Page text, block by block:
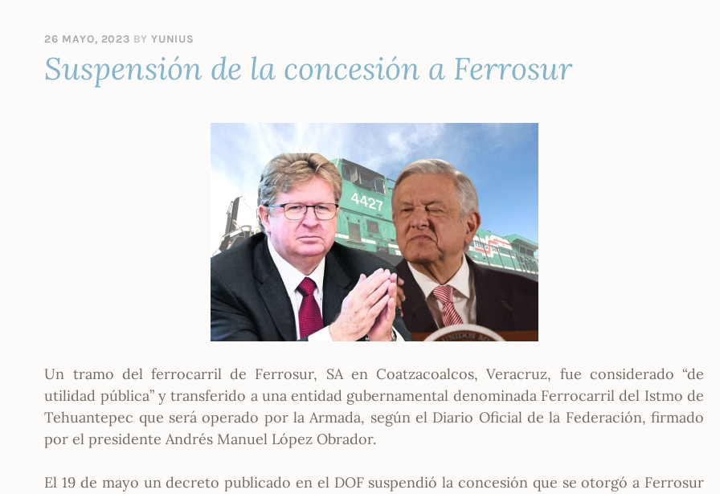
26 MAYO, 2023 BY YUNIUS
Suspensión de la concesión a Ferrosur
Un tramo del ferrocarril de Ferrosur, SA en Coatzacoalcos, Veracruz, fue considerado “de
utilidad pública” y transferido a una entidad gubernamental denominada Ferrocarril del Istmo de
Tehuantepec que será operado por la Armada, según el Diario Oficial de la Federación, firmado
por el presidente Andrés Manuel López Obrador.
El 19 de mayo un decreto publicado en el DOF suspendió la concesión que se otorgó a Ferrosur